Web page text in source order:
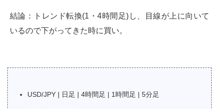
結論：トレンド転換(1・4時間足)し、目線が上に向いて
いるので下がってきた時に買い。
USD/JPY | 日足 | 4時間足 | 1時間足 | 5分足